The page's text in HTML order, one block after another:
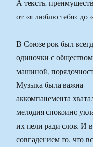
А тексты
от «я люблю тебя» до
В Союзе рок был
одиночки с
машиной,
Музыка была важна —
аккомпанемента
мелодия спокойно
их пели ради слов. И
совпадением то, что